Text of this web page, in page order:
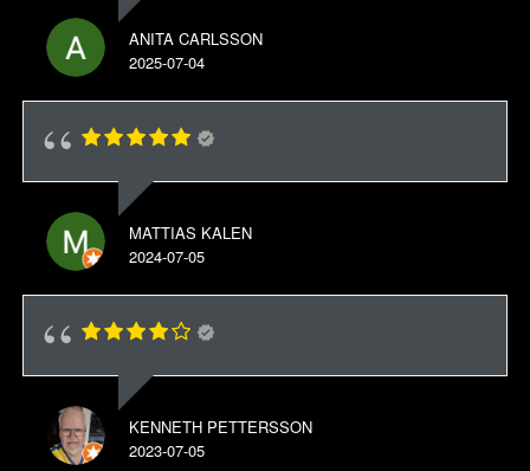
ANITA CARLSSON
2025-07-04
MATTIAS KALEN
2024-07-05
KENNETH PETTERSSON
2023-07-05